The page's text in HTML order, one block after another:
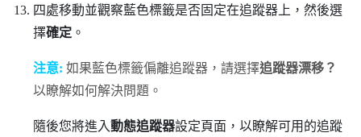
四處移動並觀察藍色標籤是否固定在追蹤器上，然後選
擇確定。
注意: 如果藍色標籤偏離追蹤器，請選擇追蹤器漂移？
以瞭解如何解決問題。
隨後您將進入動態追蹤器設定頁面，以瞭解可用的追蹤